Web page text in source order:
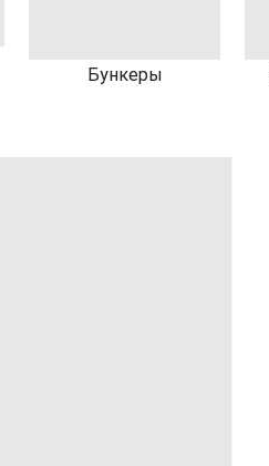
Бункеры